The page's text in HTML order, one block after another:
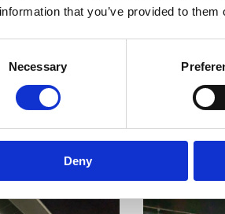
that you’ve provided to
Necessary
Deny
ーボンニュートラルロードマップ」
の高まる夏季に、消灯に取り組むイ
呼びかけ、身近で使用している照明